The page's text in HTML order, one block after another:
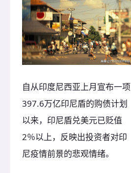
自从印度尼西亚上月宣布一项
397.6万亿印尼盾的购债计划
以来，印尼盾兑美元已贬值
2％以上，反映出投资者对印
尼疫情前景的悲观情绪。